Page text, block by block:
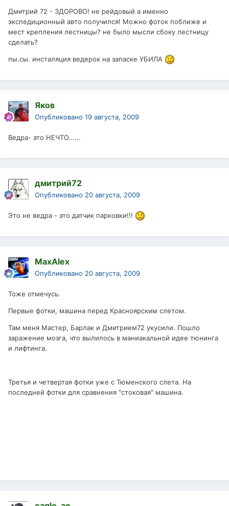
Дмитрий 72 - ЗДОРОВО! не рейдовый а именно
экспедиционный авто получился! Можно фоток поближе и
мест крепления лестницы? не было мысли сбоку лестницу
сделать?
пы.сы. инсталяция ведерок на запаске УБИЛА
Яков
Опубликовано 19 августа, 2009
Ведра- это НЕЧТО......
дмитрий72
Опубликовано 20 августа, 2009
Это не ведра - это датчик парковки!!!
MaxAlex
Опубликовано 20 августа, 2009
Тоже отмечусь.
Первые фотки, машина перед Красноярским слетом.
Там меня Мастер, Барлак и Дмитрием72 укусили. Пошло
заражение мозга, что вылилось в маниакальной идее тюнинга
и лифтинга.
Третья и четвертая фотки уже с Тюменского слета. На
последней фотки для сравнения "стоковая" машина.